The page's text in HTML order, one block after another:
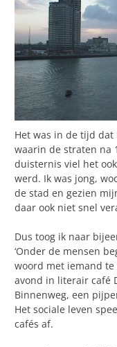
Het was in de tijd dat
waarin de straten na
duisternis viel het
werd. Ik was jong,
de stad en gezien
daar ook niet snel
Dus toog ik naar
‘Onder de mensen
woord met iemand te
avond in literair café
Binnenweg, een
Het sociale leven
cafés af.